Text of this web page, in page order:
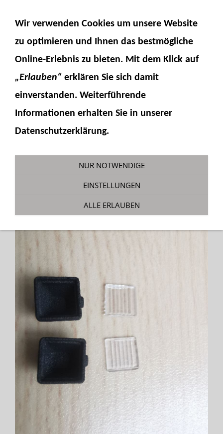
Scheinwerfer 9x9 mm für SMD
Fumotec»Modellzubehör
Wir verwenden Cookies um unsere Website
zu optimieren und Ihnen das bestmögliche
Online-Erlebnis zu bieten. Mit dem Klick auf
„Erlauben“ erklären Sie sich damit
einverstanden. Weiterführende
Informationen erhalten Sie in unserer
Datenschutzerklärung.
NUR NOTWENDIGE
EINSTELLUNGEN
ALLE ERLAUBEN